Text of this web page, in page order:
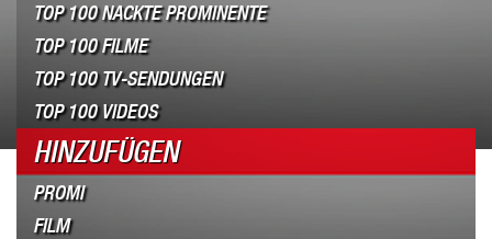
TOP 100 NACKTE PROMINENTE
TOP 100 FILME
TOP 100 TV-SENDUNGEN
TOP 100 VIDEOS
HINZUFÜGEN
PROMI
FILM